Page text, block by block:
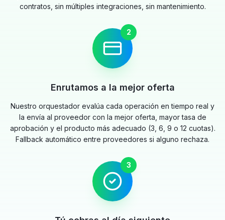
contratos, sin múltiples integraciones, sin mantenimiento.
2
Enrutamos a la mejor oferta
Nuestro orquestador evalúa cada operación en tiempo real y
la envía al proveedor con la mejor oferta, mayor tasa de
aprobación y el producto más adecuado (3, 6, 9 o 12 cuotas).
Fallback automático entre proveedores si alguno rechaza.
3